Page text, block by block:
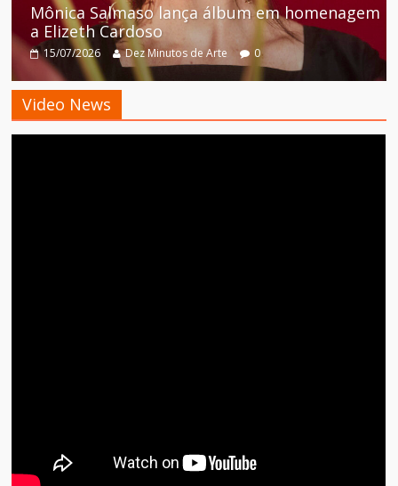
Mônica Salmaso lança álbum em homenagem
a Elizeth Cardoso
15/07/2026 Dez Minutos de Arte 0
Video News